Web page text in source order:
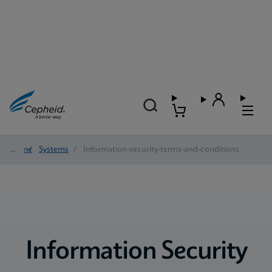
Home/ Systems / Information-security-terms-and-conditions
Information Security